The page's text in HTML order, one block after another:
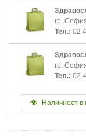
гр.
Тел.: 02
гр.
Тел.: 02
Наличност в